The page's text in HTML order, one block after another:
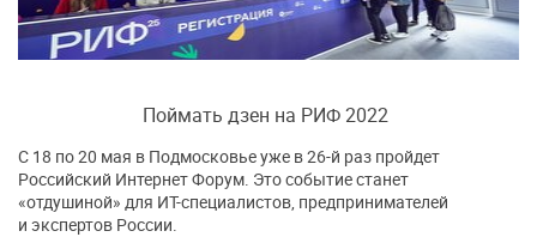
Поймать дзен на РИФ 2022
С 18 по 20 мая в Подмосковье уже в 26-й раз пройдет
Российский Интернет Форум. Это событие станет
«отдушиной» для ИТ-специалистов, предпринимателей
и экспертов России.